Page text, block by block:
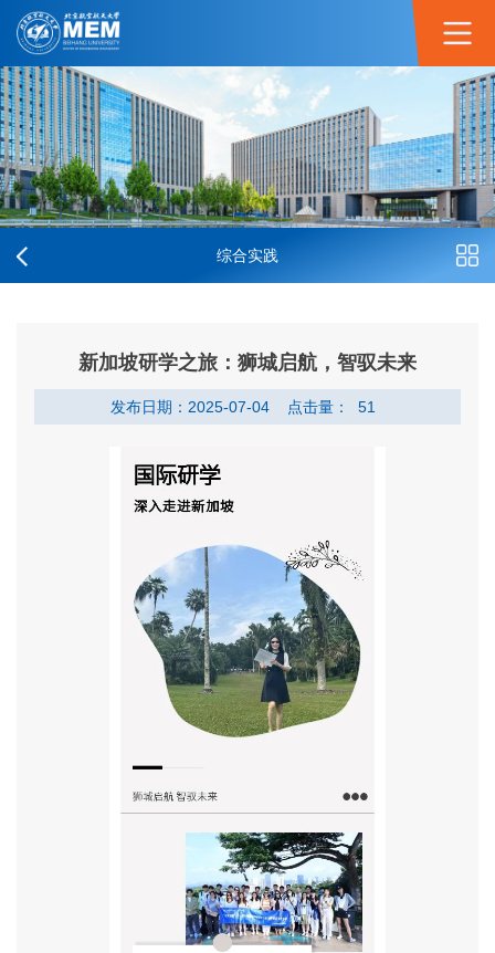
综合实践
新加坡研学之旅：狮城启航，智驭未来
发布日期：2025-07-04 点击量： 51